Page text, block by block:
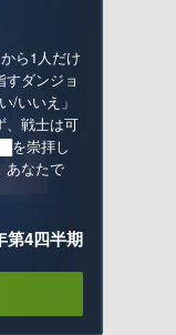
ら1人だけ
ダンジョ
/いいえ」
、戦士は可
を崇拝し
あなたで
第4四半期